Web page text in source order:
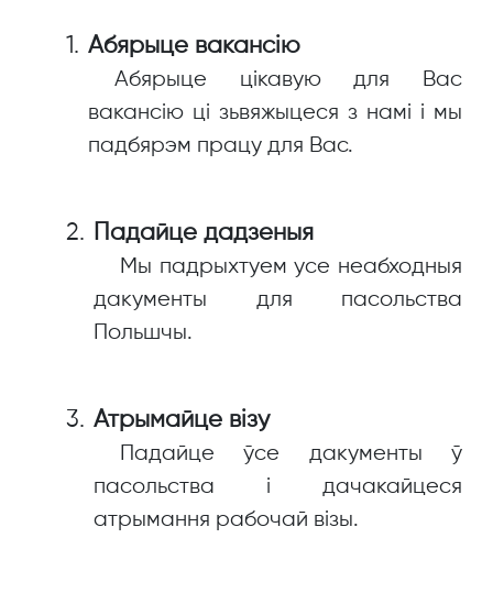
Абярыце вакансію
Абярыце цікавую для Вас
вакансію ці зьвяжыцеся з намі і мы
падбярэм працу для Вас.
Падайце дадзеныя
Мы падрыхтуем усе неабходныя
дакументы для пасольства
Польшчы.
Атрымайце візу
Падайце ўсе дакументы ў
пасольства і дачакайцеся
атрымання рабочай візы.